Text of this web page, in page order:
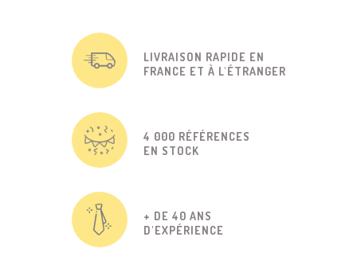
LIVRAISON RAPIDE EN
FRANCE ET À L'ÉTRANGER
4 000 RÉFÉRENCES
EN STOCK
+ DE 40 ANS
D'EXPÉRIENCE